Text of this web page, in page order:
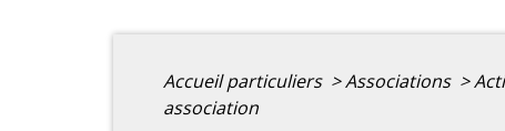
Accueil particuliers >Associations >
association